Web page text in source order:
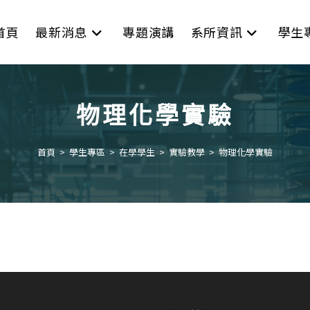
頁 最新消息 專題演講 系所資訊 學生
物理化學實驗
首頁 > 學生專區 > 在學學生 > 實驗教學 > 物理化學實驗